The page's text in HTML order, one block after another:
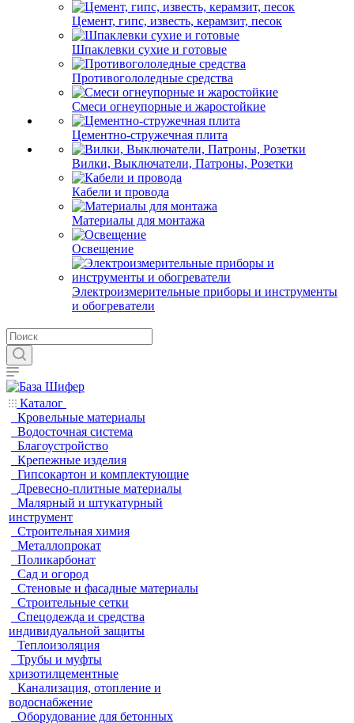
Цемент, гипс, известь, керамзит, песок
Шпаклевки сухие и готовые
Противогололедные средства
Смеси огнеупорные и жаростойкие
Цементно-стружечная плита
Вилки, Выключатели, Патроны, Розетки
Кабели и провода
Материалы для монтажа
Освещение
Электроизмерительные приборы и инструменты
и обогреватели
Каталог
Кровельные материалы
Водосточная система
Благоустройство
Крепежные изделия
Гипсокартон и комплектующие
Древесно-плитные материалы
Малярный и штукатурный
инструмент
Строительная химия
Металлопрокат
Поликарбонат
Сад и огород
Стеновые и фасадные материалы
Строительные сетки
Спецодежда и средства
индивидуальной защиты
Теплоизоляция
Трубы и муфты
хризотилцементные
Канализация, отопление и
водоснабжение
Оборудование для бетонных